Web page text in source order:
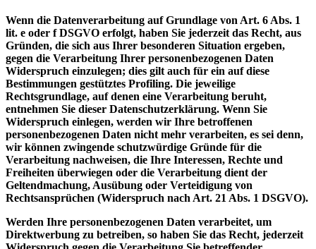
Wenn die Datenverarbeitung auf Grundlage von Art. 6 Abs. 1
lit. e oder f DSGVO erfolgt, haben Sie jederzeit das Recht, aus
Gründen, die sich aus Ihrer besonderen Situation ergeben,
gegen die Verarbeitung Ihrer personenbezogenen Daten
Widerspruch einzulegen; dies gilt auch für ein auf diese
Bestimmungen gestütztes Profiling. Die jeweilige
Rechtsgrundlage, auf denen eine Verarbeitung beruht,
entnehmen Sie dieser Datenschutzerklärung. Wenn Sie
Widerspruch einlegen, werden wir Ihre betroffenen
personenbezogenen Daten nicht mehr verarbeiten, es sei denn,
wir können zwingende schutzwürdige Gründe für die
Verarbeitung nachweisen, die Ihre Interessen, Rechte und
Freiheiten überwiegen oder die Verarbeitung dient der
Geltendmachung, Ausübung oder Verteidigung von
Rechtsansprüchen (Widerspruch nach Art. 21 Abs. 1 DSGVO).
Werden Ihre personenbezogenen Daten verarbeitet, um
Direktwerbung zu betreiben, so haben Sie das Recht, jederzeit